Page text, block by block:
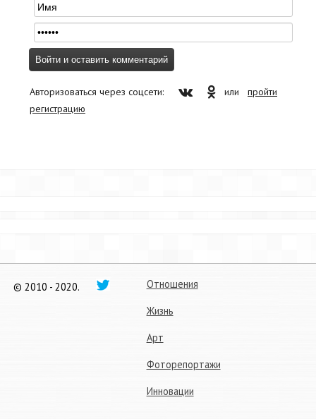
Авторизоваться через соцсети: или пройти
регистрацию
© 2010 - 2020.
Отношения
Жизнь
Арт
Фоторепортажи
Инновации